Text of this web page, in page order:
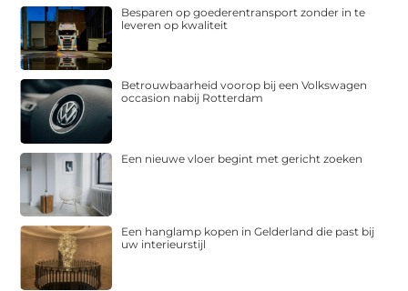
Besparen op goederentransport zonder in te
leveren op kwaliteit
Betrouwbaarheid voorop bij een Volkswagen
occasion nabij Rotterdam
Een nieuwe vloer begint met gericht zoeken
Een hanglamp kopen in Gelderland die past bij
uw interieurstijl